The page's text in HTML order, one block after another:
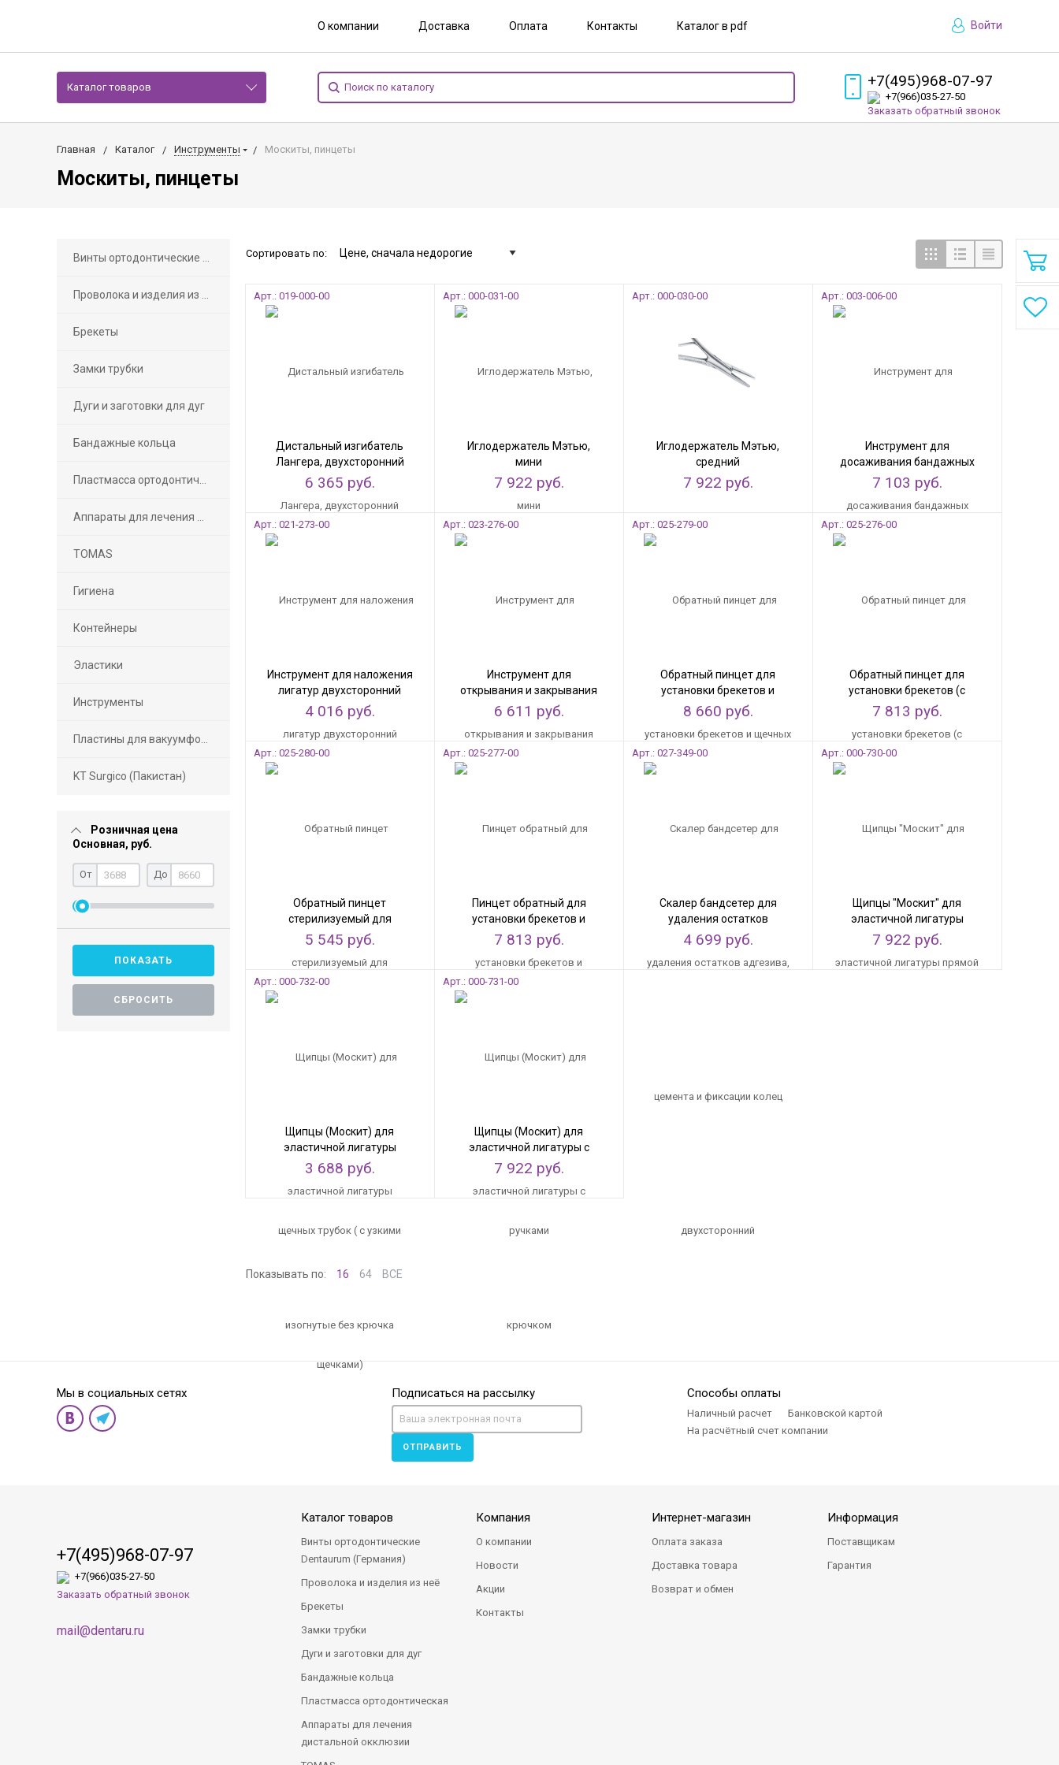
О компании Доставка Оплата Контакты Каталог в pdf Войти
Каталог товаров +7(495)968-07-97
+7(966)035-27-50
Заказать обратный звонок
Главная Каталог Инструменты Москиты, пинцеты
Москиты, пинцеты
Брекеты
Замки трубки
Дуги и заготовки для дуг
Бандажные кольца
TOMAS
Гигиена
Контейнеры
Эластики
Инструменты
KT Surgico (Пакистан)
Розничная цена
Основная, руб.
От До
Сортировать по:
Арт.: 019-000-00
Дистальный изгибатель
Лангера, двухсторонний
6 365 руб.
Арт.: 000-031-00
Иглодержатель Мэтью,
мини
7 922 руб.
Арт.: 000-030-00
Иглодержатель Мэтью,
средний
7 922 руб.
Арт.: 003-006-00
Инструмент для
досаживания бандажных
колец
7 103 руб.
Арт.: 021-273-00
Инструмент для наложения
лигатур двухсторонний
4 016 руб.
Арт.: 023-276-00
Инструмент для
открывания и закрывания
замка discovery® sl
6 611 руб.
Арт.: 025-279-00
Обратный пинцет для
установки брекетов и
щечных трубок
8 660 руб.
Арт.: 025-276-00
Обратный пинцет для
установки брекетов (с
язычком)
7 813 руб.
Арт.: 025-280-00
Обратный пинцет
стерилизуемый для
позиционирования
брекетов и щечных трубок (
с узкими щечками)
5 545 руб.
Арт.: 025-277-00
Пинцет обратный для
установки брекетов и
ангуляции с длинными
ручками
7 813 руб.
Арт.: 027-349-00
Скалер бандсетер для
удаления остатков
адгезива, цемента и
фиксации колец
двухсторонний
4 699 руб.
Арт.: 000-730-00
Щипцы "Москит" для
эластичной лигатуры
прямой
7 922 руб.
Арт.: 000-732-00
Щипцы (Москит) для
эластичной лигатуры
изогнутые без крючка
3 688 руб.
Арт.: 000-731-00
Щипцы (Москит) для
эластичной лигатуры с
крючком
7 922 руб.
Показывать по: 16 64 ВСЕ
Мы в социальных сетях Подписаться на рассылку
ОТПРАВИТЬ
Способы оплаты
Наличный расчет
Банковской картой
На расчётный счет компании
+7(495)968-07-97
+7(966)035-27-50
Заказать обратный звонок
mail@dentaru.ru
Каталог товаров
Винты ортодонтические
Dentaurum (Германия)
Проволока и изделия из неё
Брекеты
Замки трубки
Дуги и заготовки для дуг
Бандажные кольца
Пластмасса ортодонтическая
Аппараты для лечения
дистальной окклюзии
Компания
О компании
Новости
Акции
Контакты
Интернет-магазин
Оплата заказа
Доставка товара
Возврат и обмен
Информация
Поставщикам
Гарантия